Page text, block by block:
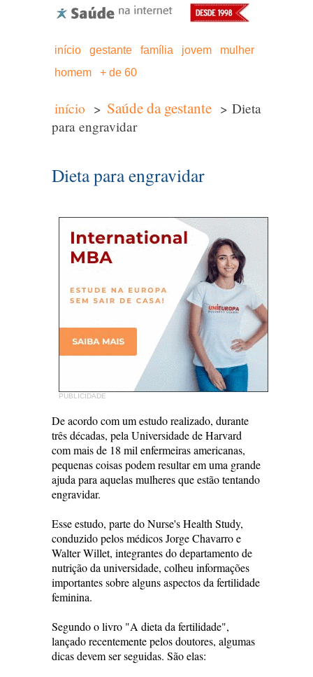
início gestante família jovem
mulher
homem
+ de 60
início > Saúde da gestante > Dieta
para engravidar
Dieta para engravidar
PUBLICIDADE
De acordo com um estudo realizado, durante
três décadas, pela Universidade de Harvard
com mais de 18 mil enfermeiras americanas,
pequenas coisas podem resultar em uma grande
ajuda para aquelas mulheres que estão tentando
engravidar.
Esse estudo, parte do Nurse's Health Study,
conduzido pelos médicos Jorge Chavarro e
Walter Willet, integrantes do departamento de
nutrição da universidade, colheu informações
importantes sobre alguns aspectos da fertilidade
feminina.
Segundo o livro "A dieta da fertilidade",
lançado recentemente pelos doutores, algumas
dicas devem ser seguidas. São elas: